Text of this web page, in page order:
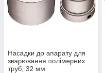
Насадки до апарату для
зварювання полімерних
труб, 32 мм